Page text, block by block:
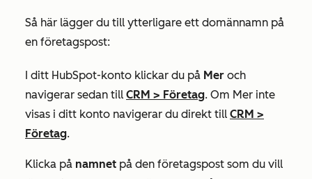
Så här lägger du till ytterligare ett domännamn på
en företagspost:
I ditt HubSpot-konto klickar du på Mer och
navigerar sedan till CRM > Företag. Om Mer inte
visas i ditt konto navigerar du direkt till CRM >
Företag.
Klicka på namnet på den företagspost som du vill